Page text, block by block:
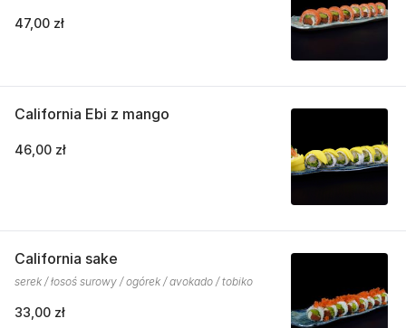
47,00 zł
California Ebi z mango
46,00 zł
California sake
serek / łosoś surowy / ogórek / avokado / tobiko
33,00 zł